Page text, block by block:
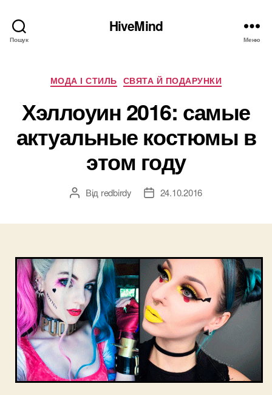
Пошук
HiveMind
Меню
Категорії
МОДА І СТИЛЬ СВЯТА Й ПОДАРУНКИ
Хэллоуин 2016: самые
актуальные костюмы в
этом году
Автор
Від redbirdy
Дата24.10.2016